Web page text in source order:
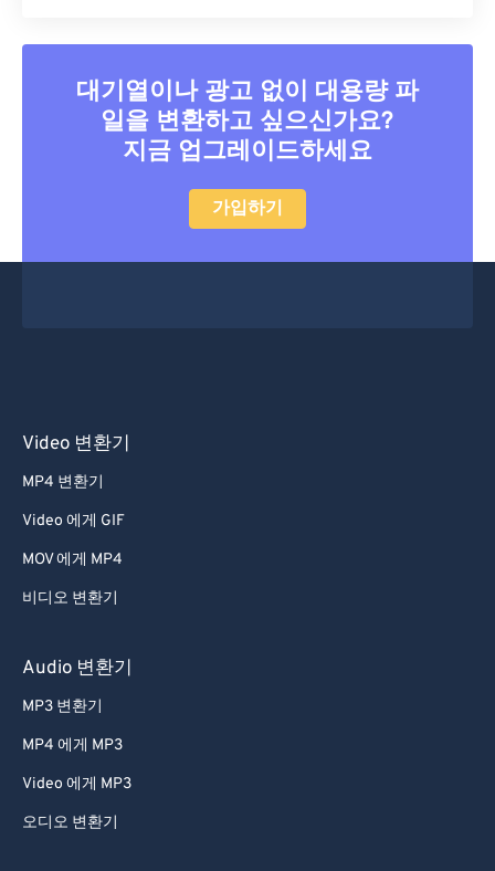
대기열이나 광고 없이 대용량 파
일을 변환하고 싶으신가요?
지금 업그레이드하세요
가입하기
Video 변환기
MP4 변환기
Video 에게 GIF
MOV 에게 MP4
비디오 변환기
Audio 변환기
MP3 변환기
MP4 에게 MP3
Video 에게 MP3
오디오 변환기